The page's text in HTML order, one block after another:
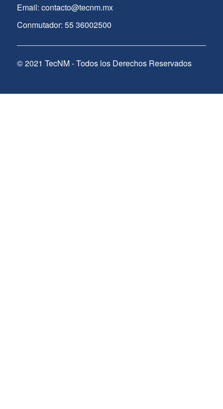
Email: contacto@tecnm.mx
Conmutador: 55 36002500
© 2021 TecNM - Todos los Derechos Reservados